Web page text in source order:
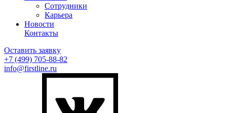
Сотрудники
Карьера
Новости
Контакты
Оставить заявку
+7 (499) 705-88-82
info@firstline.ru